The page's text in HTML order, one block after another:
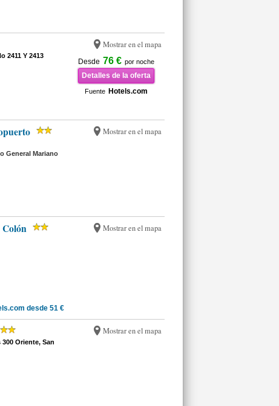
Mostrar en el mapa
Desde 76 € por noche
Detalles de la oferta
Fuente Hotels.com
2411 Y 2413
Mostrar en el mapa
General Mariano
Mostrar en el mapa
desde 51 €
Mostrar en el mapa
Oriente, San